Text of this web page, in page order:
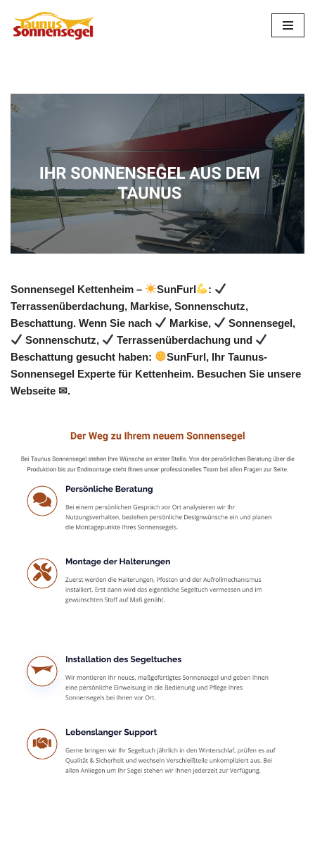
Zum
Sonnensegel Kettenheim – SunFurl
:
Terrassenüberdachung, Markise, Sonnenschutz,
Beschattung. Wenn Sie nach
Markise,
Sonnensegel,
Sonnenschutz,
Terrassenüberdachung und
Beschattung gesucht haben:
SunFurl, Ihr Taunus-
Sonnensegel Experte für Kettenheim. Besuchen Sie unsere
Webseite ✉.